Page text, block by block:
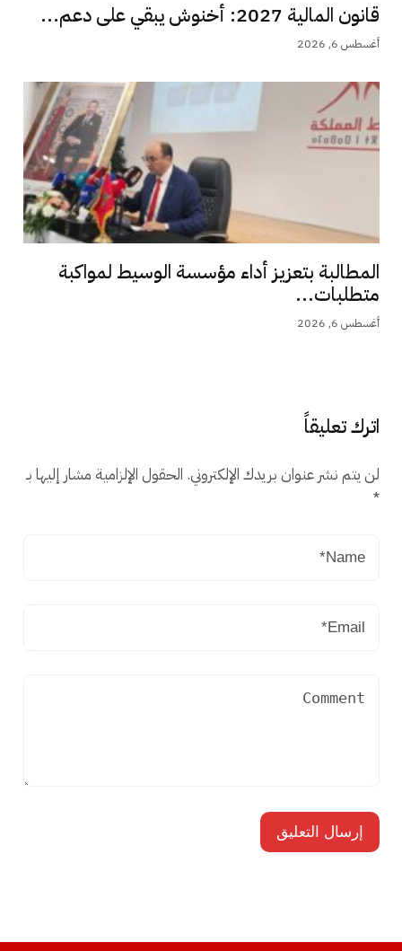
قانون المالية 2027: أخنوش يبقي على دعم...
أغسطس 6, 2026
المطالبة بتعزيز أداء مؤسسة الوسيط لمواكبة
متطلبات...
أغسطس 6, 2026
اترك تعليقاً
لن يتم نشر عنوان بريدك الإلكتروني. الحقول الإلزامية مشار إليها بـ
*